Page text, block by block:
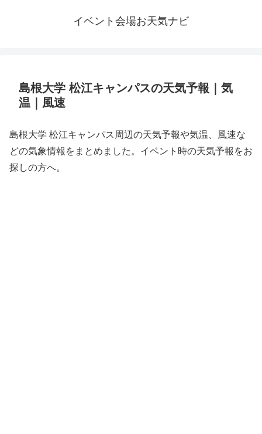
イベント会場お天気ナビ
島根大学 松江キャンパスの天気予報｜気
温｜風速
島根大学 松江キャンパス周辺の天気予報や気温、風速な
どの気象情報をまとめました。イベント時の天気予報をお
探しの方へ。